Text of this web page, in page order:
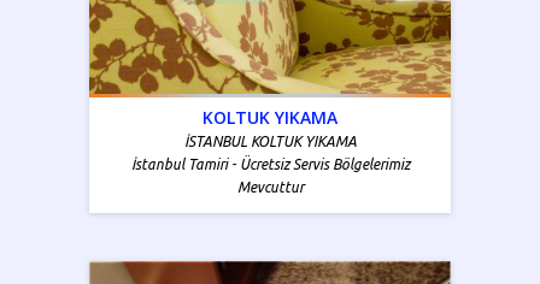
KOLTUK YIKAMA
İSTANBUL KOLTUK YIKAMA
İstanbul Tamiri - Ücretsiz Servis Bölgelerimiz
Mevcuttur